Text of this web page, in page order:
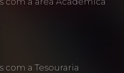
com a Tesouraria